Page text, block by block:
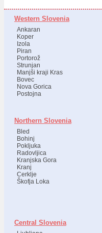
Western Slovenia
Ankaran
Koper
Izola
Piran
Portorož
Strunjan
Manjši kraji Kras
Bovec
Nova Gorica
Postojna
Northern Slovenia
Bled
Bohinj
Pokljuka
Radovljica
Kranjska Gora
Kranj
Cerklje
Škofja Loka
Central Slovenia